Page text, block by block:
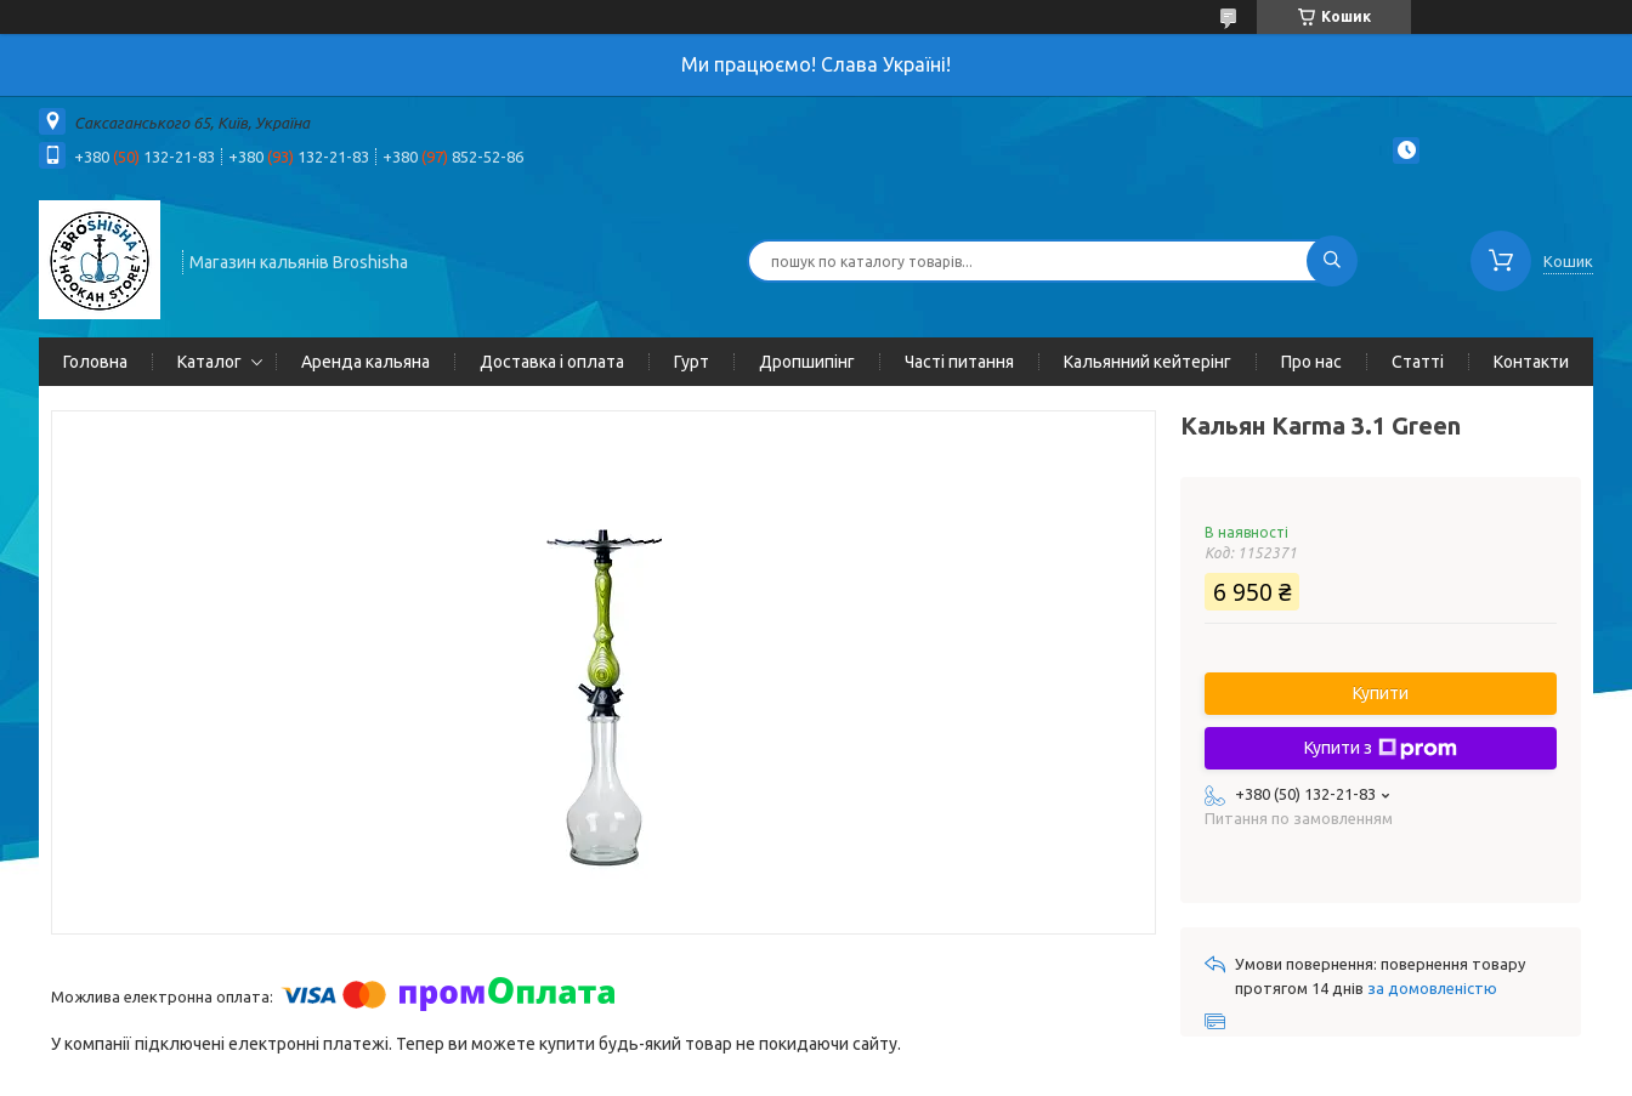
Кошик
Ми працюємо! Слава Україні!
Саксаганського 65, Київ, Україна
+380 (50) 132-21-83 +380 (93) 132-21-83 +380 (97) 852-52-86
Магазин кальянів Broshisha Кошик
Головна Каталог Аренда кальяна Доставка і оплата Гурт Дропшипінг Часті питання Кальянний кейтерінг Про нас Статті Контакти
У компанії підключені електронні платежі. Тепер ви можете купити будь-який товар не покидаючи сайту.
Кальян Karma 3.1 Green
В наявності
Код: 1152371
6 950 ₴
Купити
Купити з
+380 (50) 132-21-83
Питання по замовленням
повернення товару
протягом 14 днів за домовленістю